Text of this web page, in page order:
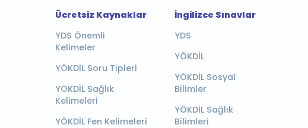
Ücretsiz Kaynaklar
YDS Önemli
Kelimeler
YÖKDİL Soru Tipleri
YÖKDİL Sağlık
Kelimeleri
YÖKDİL Fen Kelimeleri
İngilizce Sınavlar
YDS
YÖKDİL
YÖKDİL Sosyal
Bilimler
YÖKDİL Sağlık
Bilimleri